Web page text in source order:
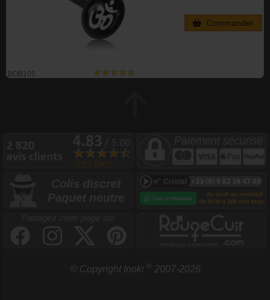
BOB105
Commander
© Copyright Inoki ® 2007-2026